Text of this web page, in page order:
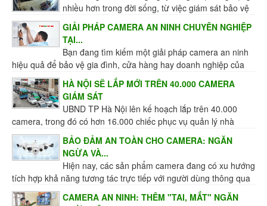
nhiều hơn trong đời sống, từ việc giám sát bảo vệ
an toàn cho người và tài sản của các hộ gia đình, tổ...
GIẢI PHÁP CAMERA AN NINH CHUYÊN NGHIỆP
TẠI...
Bạn đang tìm kiếm một giải pháp camera an ninh
hiệu quả để bảo vệ gia đình, cửa hàng hay doanh nghiệp của
mình? Hệ thống lắp đặt camera giám sát chất...
HÀ NỘI SẼ LẮP MỚI TRÊN 40.000 CAMERA
GIÁM SÁT
UBND TP Hà Nội lên kế hoạch lắp trên 40.000
camera, trong đó có hơn 16.000 chiếc phục vụ quản lý nhà
nước về an toàn giao thông, môi trường và...
BẢO ĐẢM AN TOÀN CHO CAMERA: NGĂN
NGỪA VÀ...
Hiện nay, các sản phẩm camera đang có xu hướng
tích hợp khả năng tương tác trực tiếp với người dùng thông qua
ứng dụng di động và lưu trữ dữ liệu trên...
CAMERA AN NINH: THÊM "TAI, MẮT" NGĂN